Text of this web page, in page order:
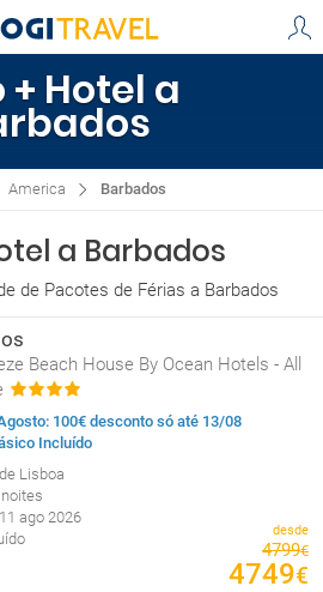
+ Hotel a
America Barbados
a Barbados
de Pacotes de Férias a Barbados
Beach House By Ocean Hotels - All
100€ desconto só até 13/08
Incluído
Lisboa
ago 2026
desde
4799€
4749€